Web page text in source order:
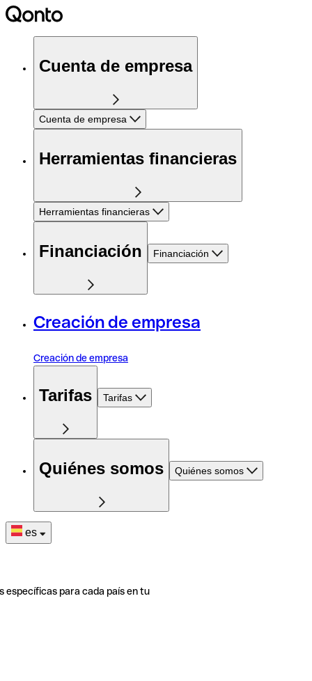
Cuenta de empresa
Cuenta de empresa
Herramientas financieras
Herramientas financieras
Financiación Financiación
Creación de empresa
Creación de empresa
Tarifas Tarifas
Quiénes somos Quiénes somos
es
específicas para cada país en tu